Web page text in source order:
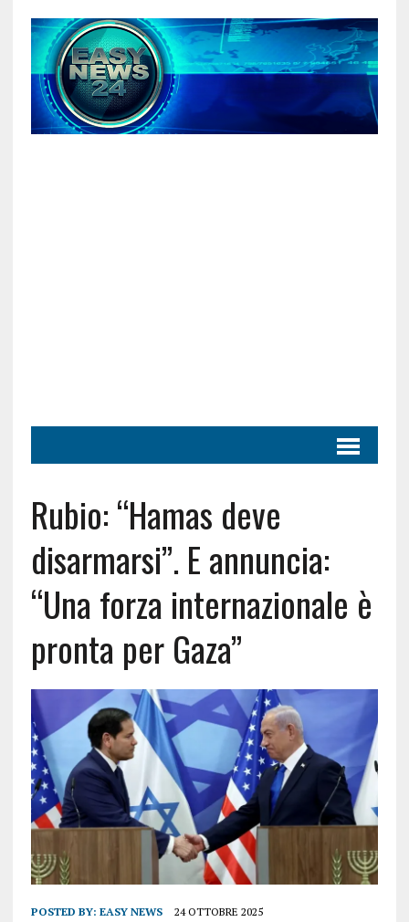
Rubio: “Hamas deve
disarmarsi”. E annuncia:
“Una forza internazionale è
pronta per Gaza”
POSTED BY: EASY NEWS 24 OTTOBRE 2025